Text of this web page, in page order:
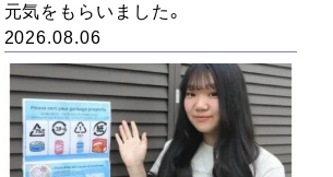
元気をもらいました。
2026.08.06